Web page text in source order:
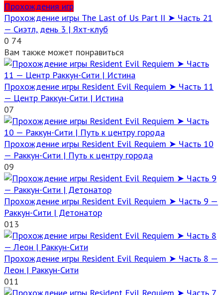
Прохождения игр
Прохождение игры The Last of Us Part II ➤ Часть 21
— Сиэтл, день 3 | Яхт-клуб
0 74
Вам также может понравиться
Прохождение игры Resident Evil Requiem ➤ Часть 11
— Центр Раккун-Сити | Истина
07
Прохождение игры Resident Evil Requiem ➤ Часть 10
— Раккун-Сити | Путь к центру города
09
Прохождение игры Resident Evil Requiem ➤ Часть 9 —
Раккун-Сити | Детонатор
013
Прохождение игры Resident Evil Requiem ➤ Часть 8 —
Леон | Раккун-Сити
011